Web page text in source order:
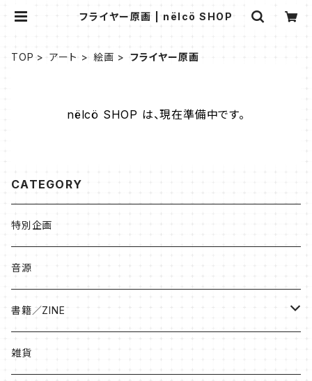
フライヤー原画 | nëlcö SHOP
TOP アート 絵画 フライヤー原画
nëlcö SHOP は、現在準備中です。
CATEGORY
特別企画
音源
書籍／ZINE
絵本
雑貨